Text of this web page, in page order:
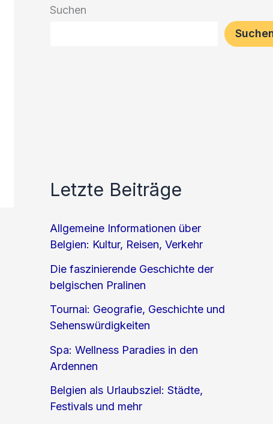
Suchen
Letzte Beiträge
Allgemeine Informationen über
Belgien: Kultur, Reisen, Verkehr
Die faszinierende Geschichte der
belgischen Pralinen
Tournai: Geografie, Geschichte und
Sehenswürdigkeiten
Spa: Wellness Paradies in den
Ardennen
Belgien als Urlaubsziel: Städte,
Festivals und mehr